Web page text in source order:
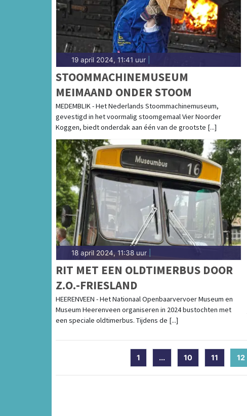
19 april 2024, 11:41 uur
STOOMMACHINEMUSEUM
MEIMAAND ONDER STOOM
MEDEMBLIK - Het Nederlands Stoommachinemuseum,
gevestigd in het voormalig stoomgemaal Vier Noorder
Koggen, biedt onderdak aan één van de grootste [...]
18 april 2024, 11:38 uur
RIT MET EEN OLDTIMERBUS DOOR
Z.O.-FRIESLAND
HEERENVEEN - Het Nationaal Openbaarvervoer Museum en
Museum Heerenveen organiseren in 2024 bustochten met
een speciale oldtimerbus. Tijdens de [...]
1 ... 10 11 12